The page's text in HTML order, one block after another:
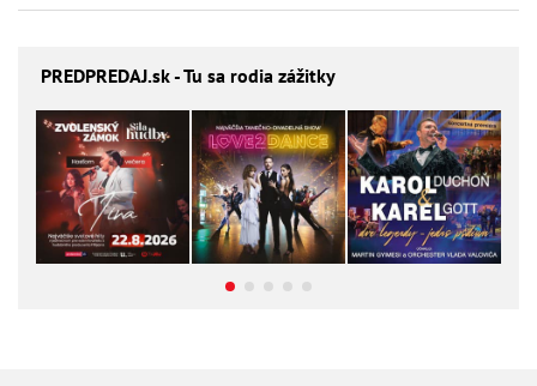
PREDPREDAJ.sk - Tu sa rodia zážitky